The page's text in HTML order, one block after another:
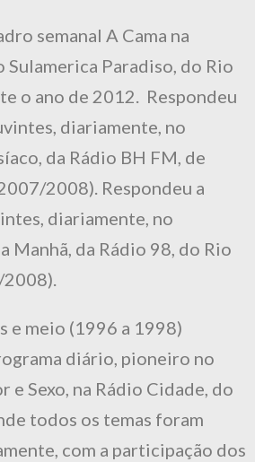
semanal A Cama na
Sulamerica Paradiso, do Rio
o ano de 2012. Respondeu
diariamente, no
da Rádio BH FM, de
2008). Respondeu a
diariamente, no
Manhã, da Rádio 98, do Rio
2008).
e meio (1996 a 1998)
diário, pioneiro no
e Sexo, na Rádio Cidade, do
todos os temas foram
com a participação dos